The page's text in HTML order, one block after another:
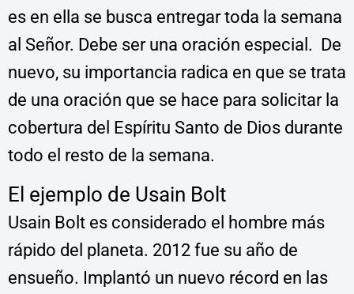
es en ella se busca entregar toda la semana
al Señor. Debe ser una oración especial. De
nuevo, su importancia radica en que se trata
de una oración que se hace para solicitar la
cobertura del Espíritu Santo de Dios durante
todo el resto de la semana.
El ejemplo de Usain Bolt
Usain Bolt es considerado el hombre más
rápido del planeta. 2012 fue su año de
ensueño. Implantó un nuevo récord en las